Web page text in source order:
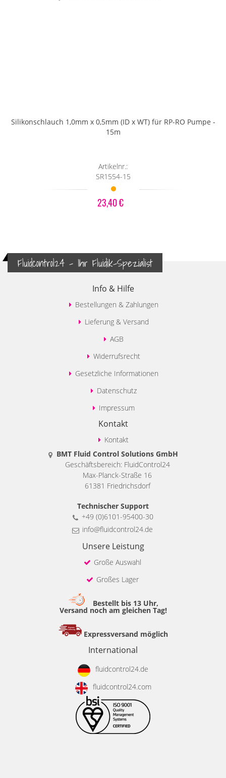
Silikonschlauch 1,0mm x 0,5mm (ID x WT) für RP-RO Pumpe -
15m
Artikelnr.:
SR1554-15
23,40 €
Fluidcontrol24 - Ihr Fluidik-Spezialist
Info & Hilfe
Bestellungen & Zahlungen
Lieferung & Versand
AGB
Widerrufsrecht
Gesetzliche Informationen
Datenschutz
Impressum
Kontakt
Kontakt
BMT Fluid Control Solutions GmbH
Geschäftsbereich: FluidControl24
Max-Planck-Straße 16
61381 Friedrichsdorf
Technischer Support
+49 (0)6101-95400-30
info@fluidcontrol24.de
Unsere Leistung
Große Auswahl
Großes Lager
Bestellt bis 13 Uhr,
Versand noch am gleichen Tag!
Expressversand möglich
International
fluidcontrol24.de
fluidcontrol24.com